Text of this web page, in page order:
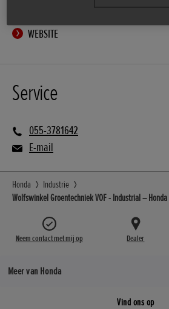
WEBSITE
Service
055-3781642
E-mail
Honda
Industrie
Wolfswinkel Groentechniek VOF - Industrial –
Neem contact met mij op Dealer
Meer van Honda
Vind ons op